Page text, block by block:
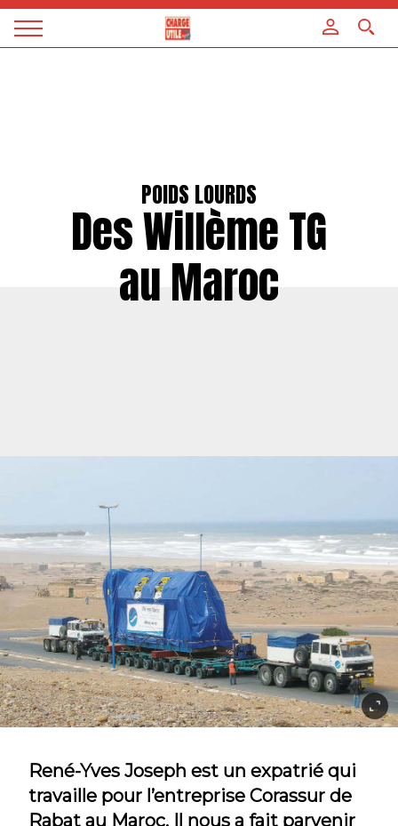
Magazine
POIDS LOURDS
Des Willème TG
au Maroc
René-Yves Joseph est un expatrié qui
travaille pour l’entreprise Corassur de
Rabat au Maroc. Il nous a fait parvenir
Panneau de gestion des cookies